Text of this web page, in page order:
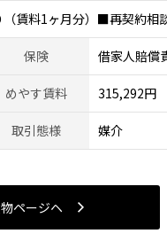
賃料1ヶ月分）■再契約相
保険 借家人賠償
めやす賃料 315,292円
取引態様 媒介
ページヘ